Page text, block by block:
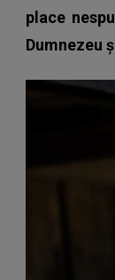
place
Dumnezeu